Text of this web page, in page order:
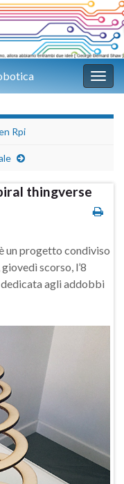
Rpi
thingverse
un progetto condiviso
scorso, l’8
agli addobbi